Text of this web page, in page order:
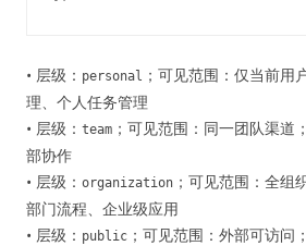
• 层级： personal ；可见范围：仅当前用
理、个人任务管理
• 层级： team ；可见范围：同一团队渠道
部协作
• 层级： organization ；可见范围：全组
部门流程、企业级应用
• 层级： public ；可见范围：外部可访问